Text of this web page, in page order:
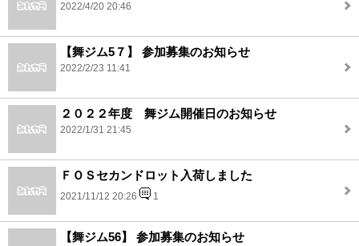
2022/4/20 20:46
【舞ジム5７】 参加募集のお知らせ
2022/2/23 11:41
２０２２年度 舞ジム開催日のお知らせ
2022/1/31 21:45
ＦＯＳセカンドロット入荷しました
2021/11/12 20:26 1
【舞ジム56】 参加募集のお知らせ